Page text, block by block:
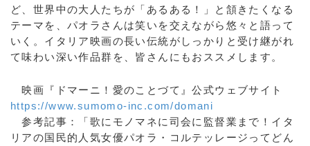
ど、世界中の大人たちが「あるある！」と頷きたくなる
テーマを、パオラさんは笑いを交えながら悠々と語って
いく。イタリア映画の長い伝統がしっかりと受け継がれ
て味わい深い作品群を、皆さんにもおススメします。
映画『ドマーニ！愛のことづて』公式ウェブサイト
https://www.sumomo-inc.com/domani
参考記事：「歌にモノマネに司会に監督業まで！イタ
リアの国民的人気女優パオラ・コルテッレージってどん